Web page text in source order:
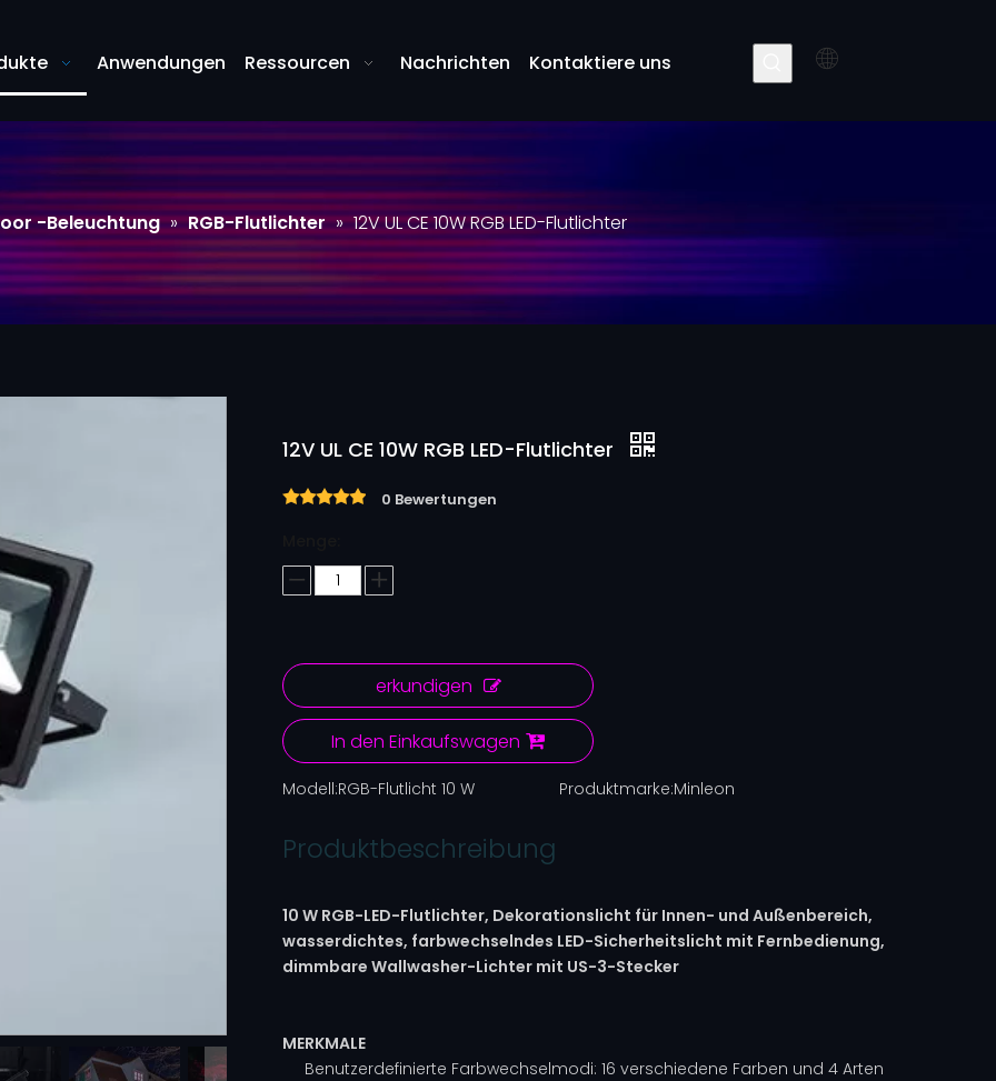
Anwendungen Ressourcen Nachrichten Kontaktiere uns
-Beleuchtung » RGB-Flutlichter » 12V UL CE 10W RGB LED-Flutlichter
12V UL CE 10W RGB LED-Flutlichter
0 Bewertungen
erkundigen
In den Einkaufswagen
Modell:RGB-Flutlicht 10 W Produktmarke:Minleon
Produktbeschreibung
10 W RGB-LED-Flutlichter, Dekorationslicht für Innen- und Außenbereich,
wasserdichtes, farbwechselndes LED-Sicherheitslicht mit Fernbedienung,
dimmbare Wallwasher-Lichter mit US-3-Stecker
MERKMALE
Benutzerdefinierte Farbwechselmodi: 16 verschiedene Farben und 4 Arten